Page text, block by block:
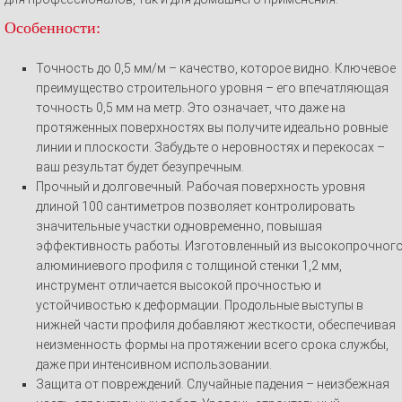
Особенности:
Точность до 0,5 мм/м – качество, которое видно. Ключевое
преимущество строительного уровня – его впечатляющая
точность 0,5 мм на метр. Это означает, что даже на
протяженных поверхностях вы получите идеально ровные
линии и плоскости. Забудьте о неровностях и перекосах –
ваш результат будет безупречным.
Прочный и долговечный. Рабочая поверхность уровня
длиной 100 сантиметров позволяет контролировать
значительные участки одновременно, повышая
эффективность работы. Изготовленный из
алюминиевого профиля с толщиной стенки 1,2 мм,
инструмент отличается высокой прочностью и
устойчивостью к деформации. Продольные выступы в
нижней части профиля добавляют жесткости, обеспечивая
неизменность формы на протяжении всего срока службы,
даже при интенсивном использовании.
Защита от повреждений. Случайные падения – неизбежная